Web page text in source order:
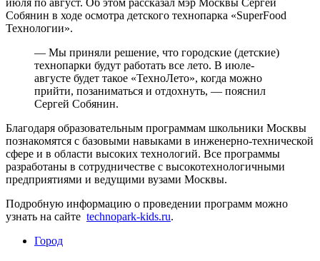
Собянин в ходе осмотра детского технопарка «SuperFood
Технологии».
— Мы приняли решение, что городские (детские)
технопарки будут работать все лето. В июле-
августе будет такое «ТехноЛето», когда можно
прийти, позаниматься и отдохнуть, — пояснил
Сергей Собянин.
Благодаря образовательным программам школьники Москвы
познакомятся с базовыми навыками в инженерно-технической
сфере и в области высоких технологий. Все программы
разработаны в сотрудничестве с высокотехнологичными
предприятиями и ведущими вузами Москвы.
Подробную информацию о проведении программ можно
узнать на сайте technopark-kids.ru.
Город